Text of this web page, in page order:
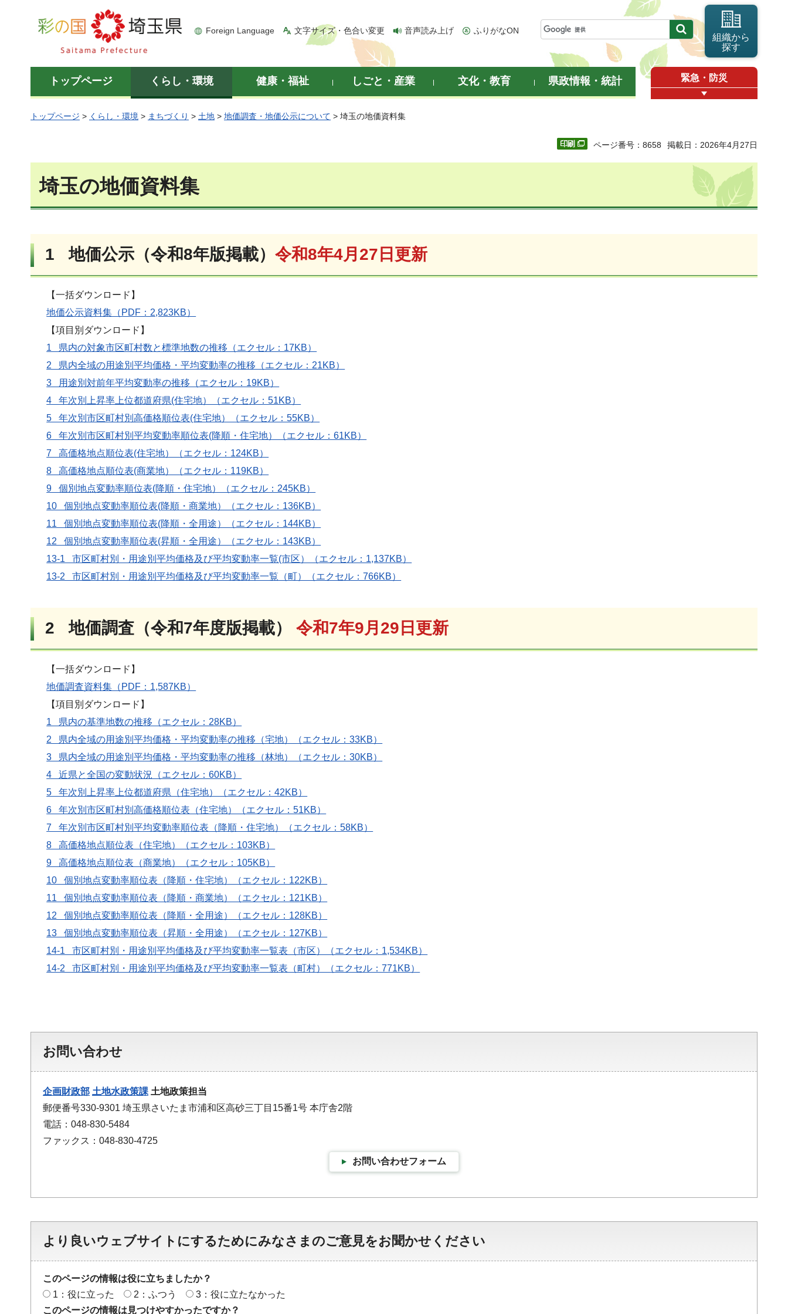
彩の国 埼玉県
Foreign Language 文字サイズ・色合い変更 音声読み上げ ふりがなON
組織から
探す
トップページ くらし・環境 健康・福祉 しごと・産業 文化・教育 県政情報・統計 緊急・防災
トップページ > くらし・環境 > まちづくり > 土地 > 地価調査・地価公示について > 埼玉の地価資料集
ページ番号：8658 掲載日：2026年4月27日
埼玉の地価資料集
1 地価公示（令和8年版掲載） 令和8年4月27日更新
【一括ダウンロード】
地価公示資料集（PDF：2,823KB）
【項目別ダウンロード】
1 県内の対象市区町村数と標準地数の推移（エクセル：17KB）
2 県内全域の用途別平均価格・平均変動率の推移（エクセル：21KB）
3 用途別対前年平均変動率の推移（エクセル：19KB）
4 年次別上昇率上位都道府県(住宅地）（エクセル：51KB）
5 年次別市区町村別高価格順位表(住宅地）（エクセル：55KB）
6 年次別市区町村別平均変動率順位表(降順・住宅地）（エクセル：61KB）
7 高価格地点順位表(住宅地）（エクセル：124KB）
8 高価格地点順位表(商業地）（エクセル：119KB）
9 個別地点変動率順位表(降順・住宅地）（エクセル：245KB）
10 個別地点変動率順位表(降順・商業地）（エクセル：136KB）
11 個別地点変動率順位表(降順・全用途）（エクセル：144KB）
12 個別地点変動率順位表(昇順・全用途）（エクセル：143KB）
13-1 市区町村別・用途別平均価格及び平均変動率一覧(市区）（エクセル：1,137KB）
13-2 市区町村別・用途別平均価格及び平均変動率一覧（町）（エクセル：766KB）
2 地価調査（令和7年度版掲載） 令和7年9月29日更新
【一括ダウンロード】
地価調査資料集（PDF：1,587KB）
【項目別ダウンロード】
1 県内の基準地数の推移（エクセル：28KB）
2 県内全域の用途別平均価格・平均変動率の推移（宅地）（エクセル：33KB）
3 県内全域の用途別平均価格・平均変動率の推移（林地）（エクセル：30KB）
4 近県と全国の変動状況（エクセル：60KB）
5 年次別上昇率上位都道府県（住宅地）（エクセル：42KB）
6 年次別市区町村別高価格順位表（住宅地）（エクセル：51KB）
7 年次別市区町村別平均変動率順位表（降順・住宅地）（エクセル：58KB）
8 高価格地点順位表（住宅地）（エクセル：103KB）
9 高価格地点順位表（商業地）（エクセル：105KB）
10 個別地点変動率順位表（降順・住宅地）（エクセル：122KB）
11 個別地点変動率順位表（降順・商業地）（エクセル：121KB）
12 個別地点変動率順位表（降順・全用途）（エクセル：128KB）
13 個別地点変動率順位表（昇順・全用途）（エクセル：127KB）
14-1 市区町村別・用途別平均価格及び平均変動率一覧表（市区）（エクセル：1,534KB）
14-2 市区町村別・用途別平均価格及び平均変動率一覧表（町村）（エクセル：771KB）
お問い合わせ
企画財政部 土地水政策課 土地政策担当
郵便番号330-9301 埼玉県さいたま市浦和区高砂三丁目15番1号 本庁舎2階
電話：048-830-5484
ファックス：048-830-4725
お問い合わせフォーム
より良いウェブサイトにするためにみなさまのご意見をお聞かせください
このページの情報は役に立ちましたか？
1：役に立った
2：ふつう
3：役に立たなかった
このページの情報は見つけやすかったですか？